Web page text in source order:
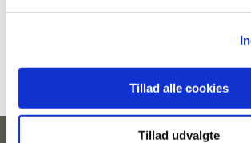
Tillad alle cookies
Tillad udvalgte
handler om at bo på krisecenter. Tag
hovedtelefonerne i ørene og kom med